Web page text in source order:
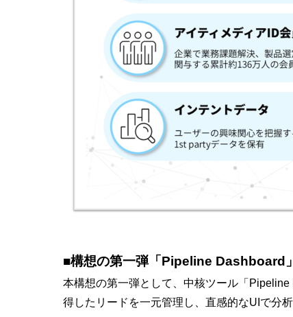
■構想の第一弾「Pipeline Dashboard
本構想の第一弾として、中核ツール「Pipeline
得したリードを一元管理し、直感的なUIで分析